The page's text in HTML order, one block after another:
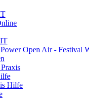
Open Air - Festival
Hilfe